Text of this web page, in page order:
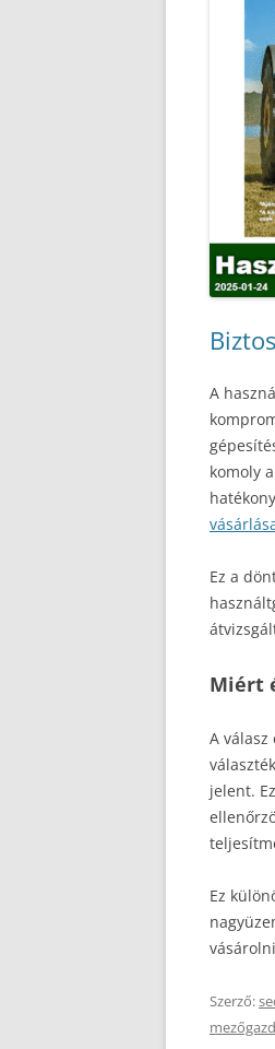
A
komoly
Ez a
Miért
A válasz
jelent.
Ez
Szerző: